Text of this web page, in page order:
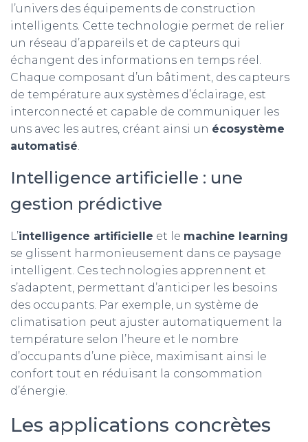
l’univers des équipements de construction
intelligents. Cette technologie permet de relier
un réseau d’appareils et de capteurs qui
échangent des informations en temps réel.
Chaque composant d’un bâtiment, des capteurs
de température aux systèmes d’éclairage, est
interconnecté et capable de communiquer les
uns avec les autres, créant ainsi un écosystème
automatisé.
Intelligence artificielle : une
gestion prédictive
L’intelligence artificielle et le machine learning
se glissent harmonieusement dans ce paysage
intelligent. Ces technologies apprennent et
s’adaptent, permettant d’anticiper les besoins
des occupants. Par exemple, un système de
climatisation peut ajuster automatiquement la
température selon l’heure et le nombre
d’occupants d’une pièce, maximisant ainsi le
confort tout en réduisant la consommation
d’énergie.
Les applications concrètes